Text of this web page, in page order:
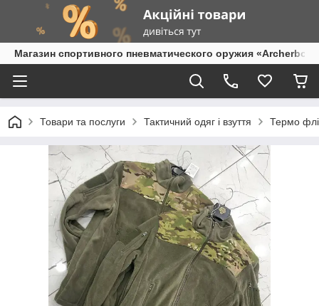
Магазин спортивного пневматического оружия
Товари та послуги Тактичний одяг і взуття Термо